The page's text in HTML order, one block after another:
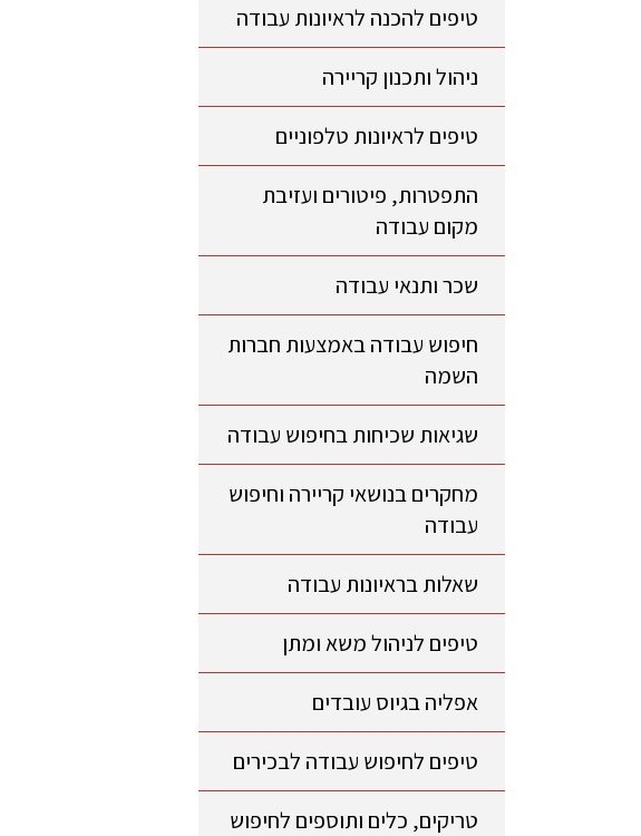
טיפים להכנה לראיונות עבודה
ניהול ותכנון קריירה
טיפים לראיונות טלפוניים
התפטרות, פיטורים ועזיבת
מקום עבודה
שכר ותנאי עבודה
חיפוש עבודה באמצעות חברות
השמה
שגיאות שכיחות בחיפוש עבודה
מחקרים בנושאי קריירה וחיפוש
עבודה
שאלות בראיונות עבודה
טיפים לניהול משא ומתן
אפליה בגיוס עובדים
טיפים לחיפוש עבודה לבכירים
טריקים, כלים ותוספים לחיפוש